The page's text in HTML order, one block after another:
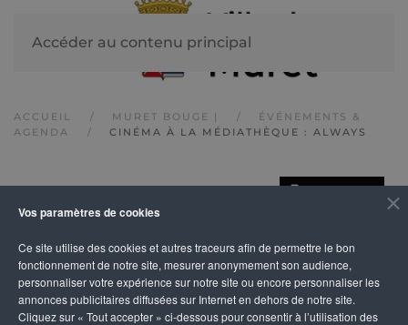
Vos paramètres de cookies
Ce site utilise des cookies et autres traceurs afin de permettre le bon
fonctionnement de notre site, mesurer anonymement son audience,
personnaliser votre expérience sur notre site ou encore personnaliser les
annonces publicitaires diffusées sur Internet en dehors de notre site.
Cliquez sur « Tout accepter » ci-dessous pour consentir à l’utilisation des
Accéder au contenu principal
ACCUEIL MURET BOUGE |
ÉVÉNEMENTS &
AGENDA
CINÉMA À LA MÉDIATHÈQUE : ALWAYS
Cinéma à la
médiathèque : Always